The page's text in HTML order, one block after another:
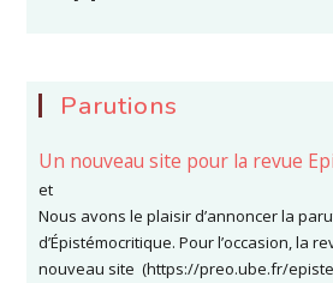
Parutions
Un nouveau site pour la revue
et
Nous avons le plaisir d’annoncer la
d’Épistémocritique. Pour l’occasion, la
nouveau site (https://preo.ube.fr/